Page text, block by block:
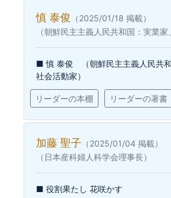
慎 泰俊 （2025/01/18 掲載）
（朝鮮民主主義人民共和国：実業家
■ 慎 泰俊 （朝鮮民主主義人民共和
社会活動家）
リーダーの本棚 リーダーの著書
加藤 聖子 （2025/01/04 掲載）
（日本産科婦人科学会理事長）
■ 役割果たし 花咲かす